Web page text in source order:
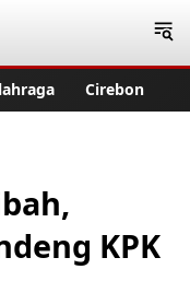
Cirebon
KPK